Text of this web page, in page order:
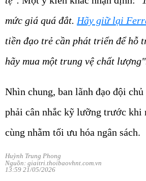
mức giá quá đắt. Hãy giữ lại
tiền đạo trẻ cần phát triển để hỗ
hãy mua một trung vệ chất
Nhìn chung, ban lãnh đạo đội chủ
phải cân nhắc kỹ lưỡng trước khi
cùng nhằm tối ưu hóa ngân sách.
Huỳnh Trung Phong
Nguồn: giaitri.thoibaovhnt.com.vn
13:59 21/05/2026